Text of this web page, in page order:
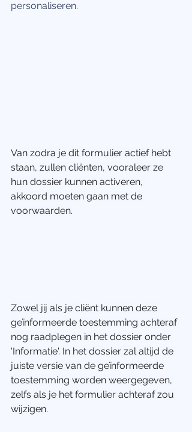
personaliseren.
Van zodra je dit formulier actief hebt
staan, zullen cliënten, vooraleer ze
hun dossier kunnen activeren,
akkoord moeten gaan met de
voorwaarden.
Zowel jij als je cliënt kunnen deze
geïnformeerde toestemming achteraf
nog raadplegen in het dossier onder
'Informatie'. In het dossier zal altijd de
juiste versie van de geïnformeerde
toestemming worden weergegeven,
zelfs als je het formulier achteraf zou
wijzigen.